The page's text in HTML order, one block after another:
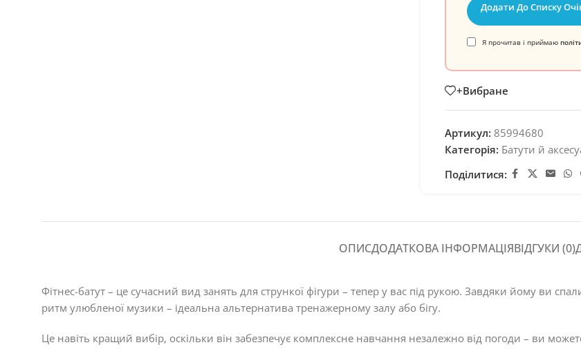
Додати До Списку
Я прочитав і приймаю
+Вибране
Артикул: 85994680
Категорія: Батути й
Поділитися:
ОПИСДОДАТКОВА ІНФОРМАЦІЯВІДГУКИ (0)
Фітнес-батут – це сучасний вид занять для стрункої фігури – тепер у вас під рукою. Завдяки йому ви
ритм улюбленої музики – ідеальна альтернатива тренажерному залу або бігу.
Це навіть кращий вибір, оскільки він забезпечує комплексне навчання незалежно від погоди – ви